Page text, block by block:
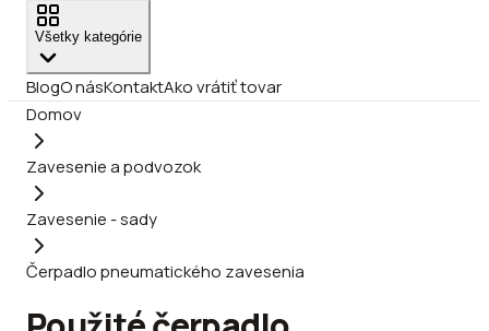
Všetky kategórie
BlogO násKontaktAko vrátiť tovar
Domov
Zavesenie a podvozok
Zavesenie - sady
Čerpadlo pneumatického zavesenia